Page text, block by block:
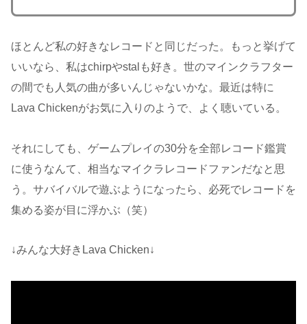
ほとんど私の好きなレコードと同じだった。もっと挙げて
いいなら、私はchirpやstalも好き。世のマインクラフター
の間でも人気の曲が多いんじゃないかな。最近は特に
Lava Chickenがお気に入りのようで、よく聴いている。
それにしても、ゲームプレイの30分を全部レコード鑑賞
に使うなんて、相当なマイクラレコードファンだなと思
う。サバイバルで遊ぶようになったら、必死でレコードを
集める姿が目に浮かぶ（笑）
↓みんな大好きLava Chicken↓